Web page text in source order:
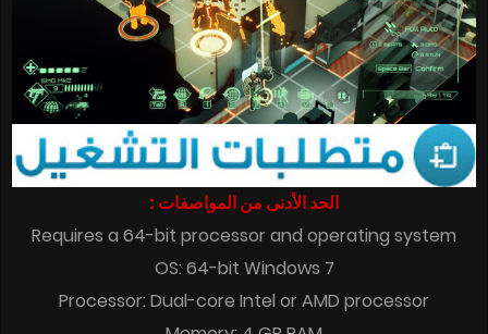
الحد الأدنى من المواصفات :
Requires a 64-bit processor and operating system
OS: 64-bit Windows 7
Processor: Dual-core Intel or AMD processor